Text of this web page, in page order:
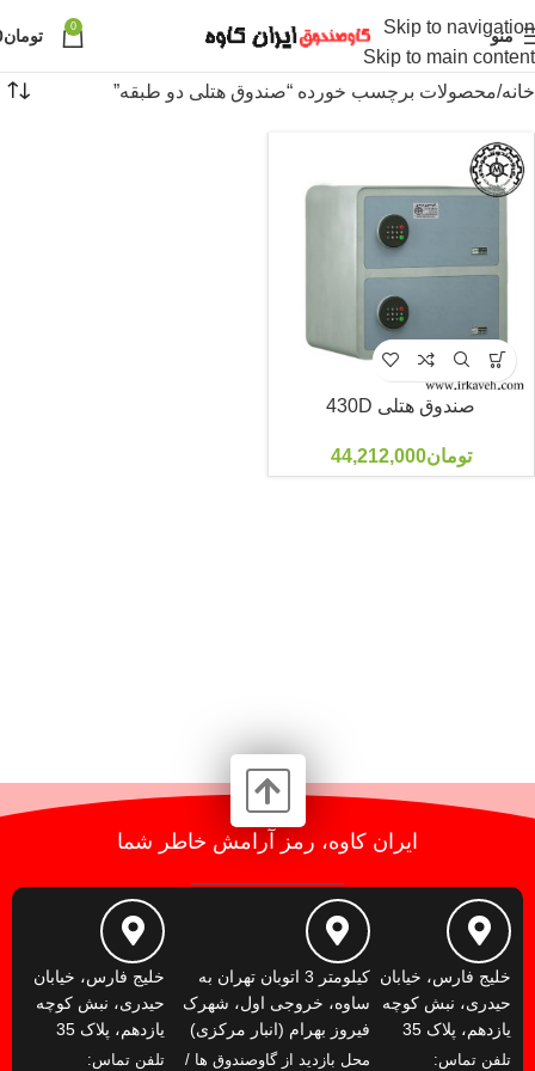
Skip to navigation
Skip to main content
منو 0 تومان
خانه محصولات برچسب خورده “صندوق هتلی دو طبقه”
صندوق هتلی 430D
تومان44,212,000
ایران کاوه، رمز آرامش خاطر شما
خلیج فارس، خیابان
حیدری، نبش کوچه
یازدهم، پلاک 35
تلفن تماس:
کیلومتر 3 اتوبان تهران به
ساوه، خروجی اول، شهرک
فیروز بهرام (انبار مرکزی)
محل بازدید از گاوصندوق ها /
خلیج فارس، خیابان
حیدری، نبش کوچه
یازدهم، پلاک 35
تلفن تماس: